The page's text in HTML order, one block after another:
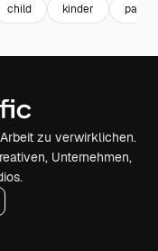
child kinder party
zu verwirklichen.
Unternehmen,